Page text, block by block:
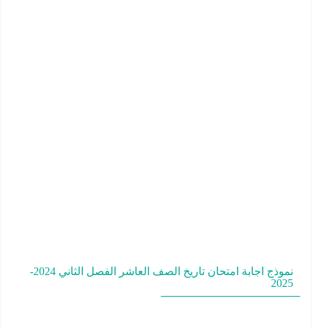
نموذج اجابة امتحان تاريخ الصف العاشر الفصل الثاني 2024-
2025